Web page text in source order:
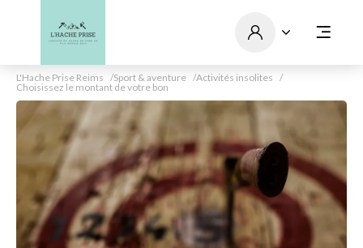
L'Hache Prise Reims Sport & aventure
Activités insolites
Choisissez le montant de votre bon